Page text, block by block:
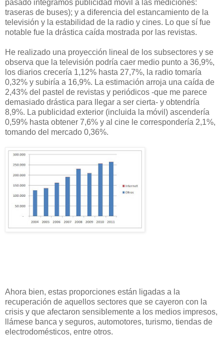
pasado integramos publicidad móvil a las mediciones:
traseras de buses); y a diferencia del estancamiento de la
televisión y la estabilidad de la radio y cines. Lo que sí fue
notable fue la drástica caída mostrada por las revistas.
He realizado una proyección lineal de los subsectores y se
observa que la televisión podría caer medio punto a 36,9%,
los diarios crecería 1,12% hasta 27,7%, la radio tomaría
0,32% y subiría a 16,9%. La estimación arroja una caída de
2,43% del pastel de revistas y periódicos -que me parece
demasiado drástica para llegar a ser cierta- y obtendría
8,9%. La publicidad exterior (incluida la móvil) ascendería
0,59% hasta obtener 7,6% y al cine le correspondería 2,1%,
tomando del mercado 0,36%.
Ahora bien, estas proporciones están ligadas a la
recuperación de aquellos sectores que se cayeron con la
crisis y que afectaron sensiblemente a los medios impresos,
llámese banca y seguros, automotores, turismo, tiendas de
electrodomésticos, entre otros.